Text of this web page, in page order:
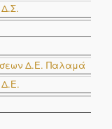
Δ.E. Παλαμά